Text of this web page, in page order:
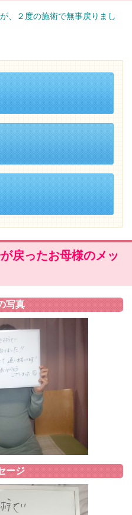
、２度の施術で無事戻りまし
戻ったお母様のメッ
写真
ージ